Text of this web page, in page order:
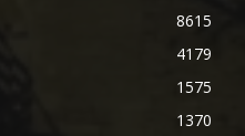
8615
4179
1575
1370